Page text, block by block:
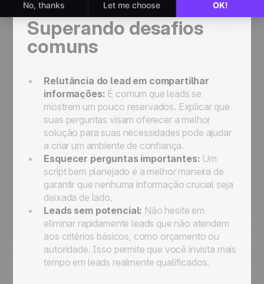
Superando desafios
comuns
Relutância do lead em compartilhar
informações: É comum que leads se
mostrem um pouco reservados. Explicar que
suas perguntas visam oferecer a melhor
solução para suas necessidades pode ajudar
a criar um ambiente de confiança.
Esquecer perguntas importantes: Um
script bem planejado é a melhor maneira de
garantir que nenhuma informação crucial seja
deixada de lado.
Leads sem potencial: Não hesite em
eliminar rapidamente leads que não atendem
aos critérios básicos, como orçamento ou
autoridade. Isso permite que você invista mais
tempo em leads realmente qualificados.